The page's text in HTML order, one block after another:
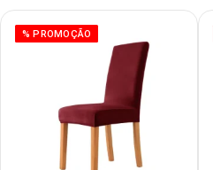
% PROMOÇÃO